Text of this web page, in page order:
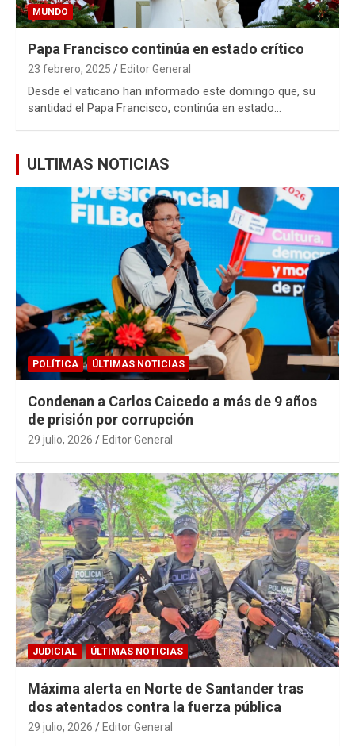
MUNDO
Papa Francisco continúa en estado crítico
23 febrero, 2025 Editor General
Desde el vaticano han informado este domingo que, su
santidad el Papa Francisco, continúa en estado…
ULTIMAS NOTICIAS
POLÍTICA ÚLTIMAS NOTICIAS
Condenan a Carlos Caicedo a más de 9 años
de prisión por corrupción
29 julio, 2026 Editor General
JUDICIAL ÚLTIMAS NOTICIAS
Máxima alerta en Norte de Santander tras
dos atentados contra la fuerza pública
29 julio, 2026 Editor General